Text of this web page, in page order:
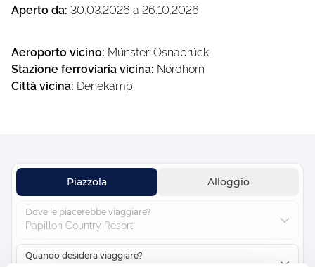
Aperto da: 30.03.2026 a 26.10.2026
Aeroporto vicino: Münster-Osnabrück
Stazione ferroviaria vicina: Nordhorn
Città vicina: Denekamp
Piazzola Alloggio
Dove le piacerebbe viaggiare?
Papillon Country Resort
Quando desidera viaggiare?